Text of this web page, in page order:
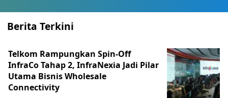
Berita Terkini
Telkom Rampungkan Spin-Off
InfraCo Tahap 2, InfraNexia Jadi Pilar
Utama Bisnis Wholesale
Connectivity